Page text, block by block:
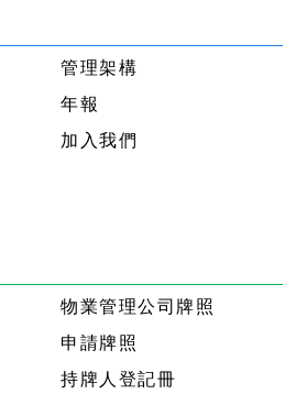
管理架構
年報
加入我們
物業管理公司牌照
申請牌照
持牌人登記冊